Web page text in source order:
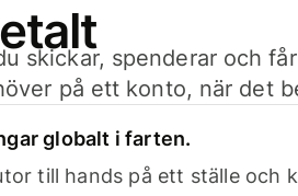
skickar, spenderar och
på ett konto, när det
globalt i farten.
till hands på ett ställe och